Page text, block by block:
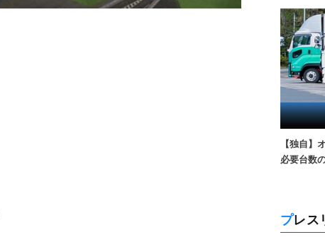
【独自】
必要台数
プレ